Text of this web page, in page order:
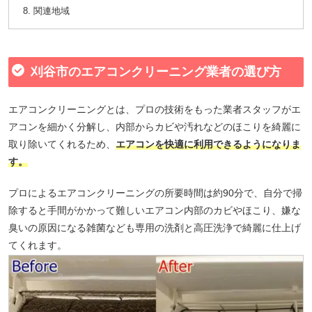
関連地域
刈谷市のエアコンクリーニング業者の選び方
エアコンクリーニングとは、プロの技術をもった業者スタッフがエ
アコンを細かく分解し、内部からカビや汚れなどのほこりを綺麗に
取り除いてくれるため、 エアコンを快適に利用できるようになりま
す。
プロによるエアコンクリーニングの所要時間は約90分で、自分で掃
除すると手間がかかって難しいエアコン内部のカビやほこり、嫌な
臭いの原因になる雑菌なども専用の洗剤と高圧洗浄で綺麗に仕上げ
てくれます。